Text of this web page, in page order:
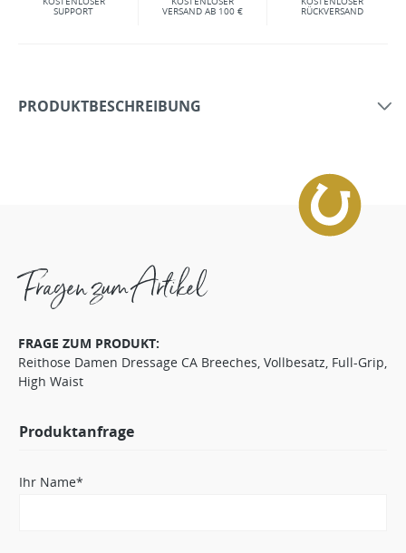
SUPPORT VERSAND AB 100 € RÜCKVERSAND
PRODUKTBESCHREIBUNG
Fragen zum Artikel
FRAGE ZUM PRODUKT:
Reithose Damen Dressage CA Breeches, Vollbesatz, Full-Grip,
High Waist
Produktanfrage
Ihr Name*